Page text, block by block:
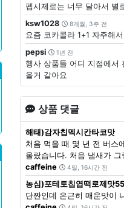
펩시제로는 너무 달아서 별
ksw1028
8개월, 3주 전
요즘 코카콜라 1+1 자주해
pepsi
1년 전
행사 상품들 어디 지점에서
을거 같아요
상품 댓글
해태)감자칩멕시칸타코맛
처음 먹을 때 몇 년 전 버스
올랐습니다. 처음 냄새가
caffeine
4일, 16시간 전
농심)포테토칩엽떡로제맛
단짠인데 은근히 매운맛이